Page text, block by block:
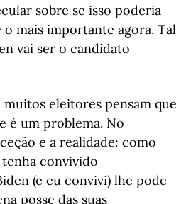
sobre se isso poderia
mais importante agora. Tal
vai ser o candidato
eleitores pensam que
é um problema. No
e a realidade: como
convivido
(e eu convivi) lhe pode
posse das suas